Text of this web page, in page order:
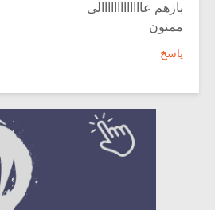
بازهم عااااااااااااالی
ممنون
پاسخ